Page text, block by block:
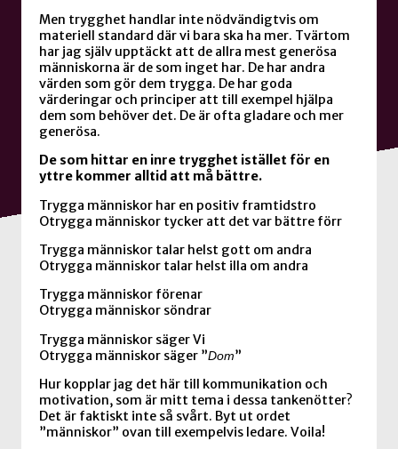
Men trygghet handlar inte nödvändigtvis om
materiell standard där vi bara ska ha mer. Tvärtom
har jag själv upptäckt att de allra mest generösa
människorna är de som inget har. De har andra
värden som gör dem trygga. De har goda
värderingar och principer att till exempel hjälpa
dem som behöver det. De är ofta gladare och mer
generösa.
De som hittar en inre trygghet istället för en
yttre kommer alltid att må bättre.
Trygga människor har en positiv framtidstro
Otrygga människor tycker att det var bättre förr
Trygga människor talar helst gott om andra
Otrygga människor talar helst illa om andra
Trygga människor förenar
Otrygga människor söndrar
Trygga människor säger Vi
Otrygga människor säger ”Dom”
Hur kopplar jag det här till kommunikation och
motivation, som är mitt tema i dessa tankenötter?
Det är faktiskt inte så svårt. Byt ut ordet
”människor” ovan till exempelvis ledare. Voila!